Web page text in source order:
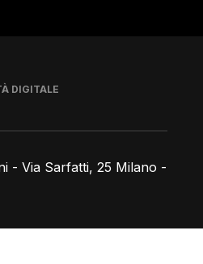
- Via Sarfatti, 25 Milano -
DIGITALE